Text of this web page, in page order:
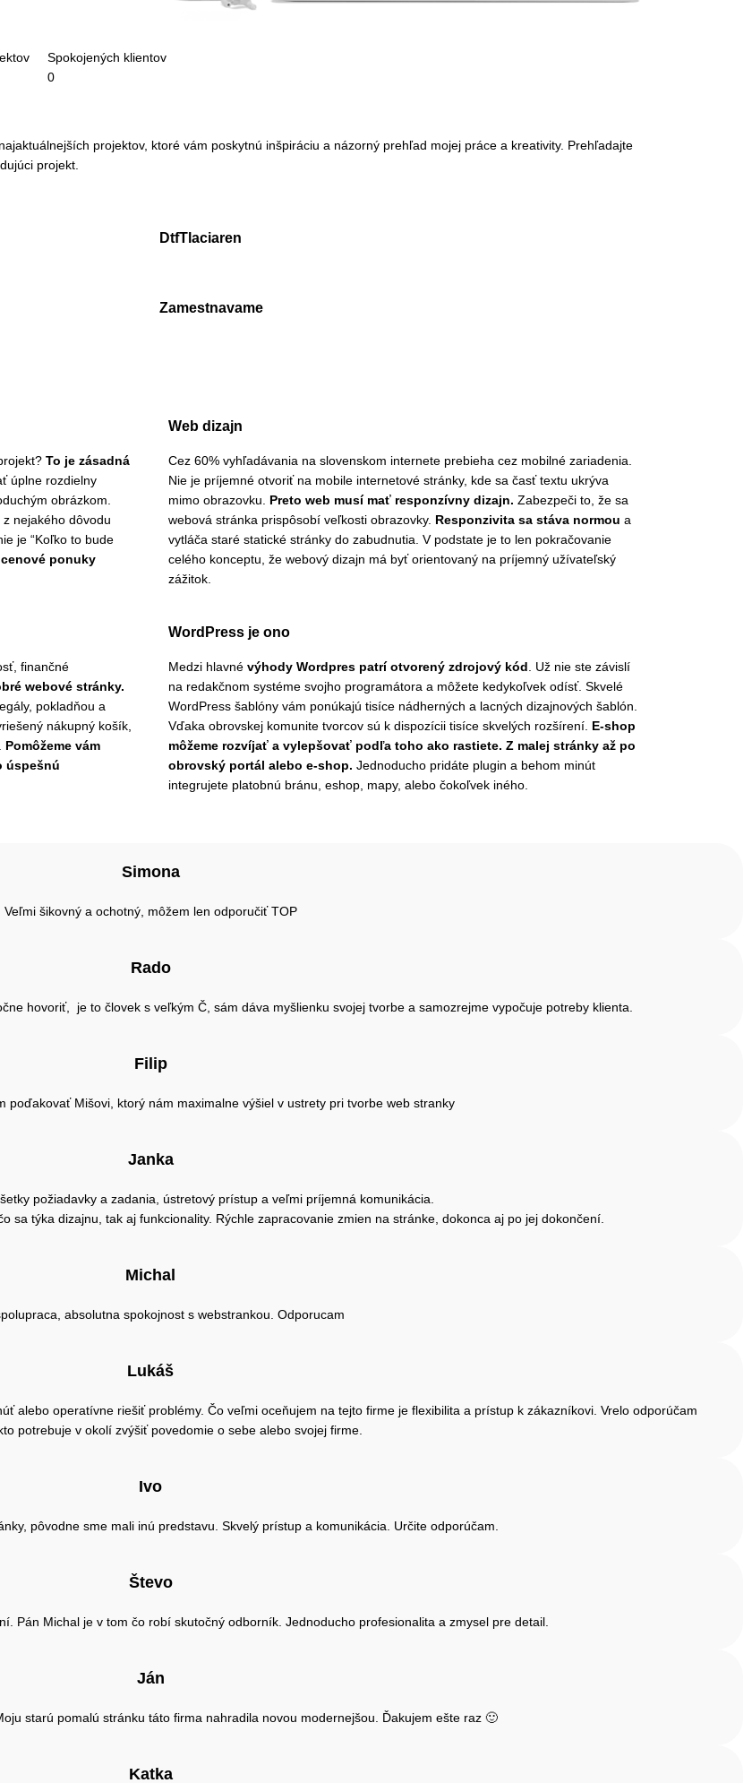
Spokojených klientov
0
projektov, ktoré vám poskytnú inšpiráciu a názorný prehľad mojej práce a kreativity. Prehľadajte
projekt.
DtfTlaciaren
Zamestnavame
To je zásadná
úplne rozdielny
obrázkom.
nejakého dôvodu
je “Koľko to bude
ponuky
Web dizajn
Cez 60% vyhľadávania na slovenskom internete prebieha cez mobilné zariadenia.
Nie je príjemné otvoriť na mobile internetové stránky, kde sa časť textu ukrýva
mimo obrazovku. Preto web musí mať responzívny dizajn. Zabezpeči to, že sa
webová stránka prispôsobí veľkosti obrazovky. Responzivita sa stáva normou a
vytláča staré statické stránky do zabudnutia. V podstate je to len pokračovanie
celého konceptu, že webový dizajn má byť orientovaný na príjemný užívateľský
zážitok.
finančné
webové stránky.
pokladňou a
nákupný košík,
Pomôžeme vám
úspešnú
WordPress je ono
Medzi hlavné výhody Wordpres patrí otvorený zdrojový kód. Už nie ste závislí
na redakčnom systéme svojho programátora a môžete kedykoľvek odísť. Skvelé
WordPress šablóny vám ponúkajú tisíce nádherných a lacných dizajnových šablón.
Vďaka obrovskej komunite tvorcov sú k dispozícii tisíce skvelých rozšírení. E-shop
môžeme rozvíjať a vylepšovať podľa toho ako rastiete. Z malej stránky až po
obrovský portál alebo e-shop. Jednoducho pridáte plugin a behom minút
integrujete platobnú bránu, eshop, mapy, alebo čokoľvek iného.
Simona
Veľmi šikovný a ochotný, môžem len odporučiť TOP
Rado
hovoriť, je to človek s veľkým Č, sám dáva myšlienku svojej tvorbe a samozrejme vypočuje potreby klienta.
Filip
poďakovať Mišovi, ktorý nám maximalne výšiel v ustrety pri tvorbe web stranky
Janka
požiadavky a zadania, ústretový prístup a veľmi príjemná komunikácia.
sa týka dizajnu, tak aj funkcionality. Rýchle zapracovanie zmien na stránke, dokonca aj po jej dokončení.
Michal
absolutna spokojnost s webstrankou. Odporucam
Lukáš
alebo operatívne riešiť problémy. Čo veľmi oceňujem na tejto firme je flexibilita a prístup k zákazníkovi. Vrelo odporúčam
potrebuje v okolí zvýšiť povedomie o sebe alebo svojej firme.
Ivo
pôvodne sme mali inú predstavu. Skvelý prístup a komunikácia. Určite odporúčam.
Števo
Pán Michal je v tom čo robí skutočný odborník. Jednoducho profesionalita a zmysel pre detail.
Ján
starú pomalú stránku táto firma nahradila novou modernejšou. Ďakujem ešte raz 🙂
Katka